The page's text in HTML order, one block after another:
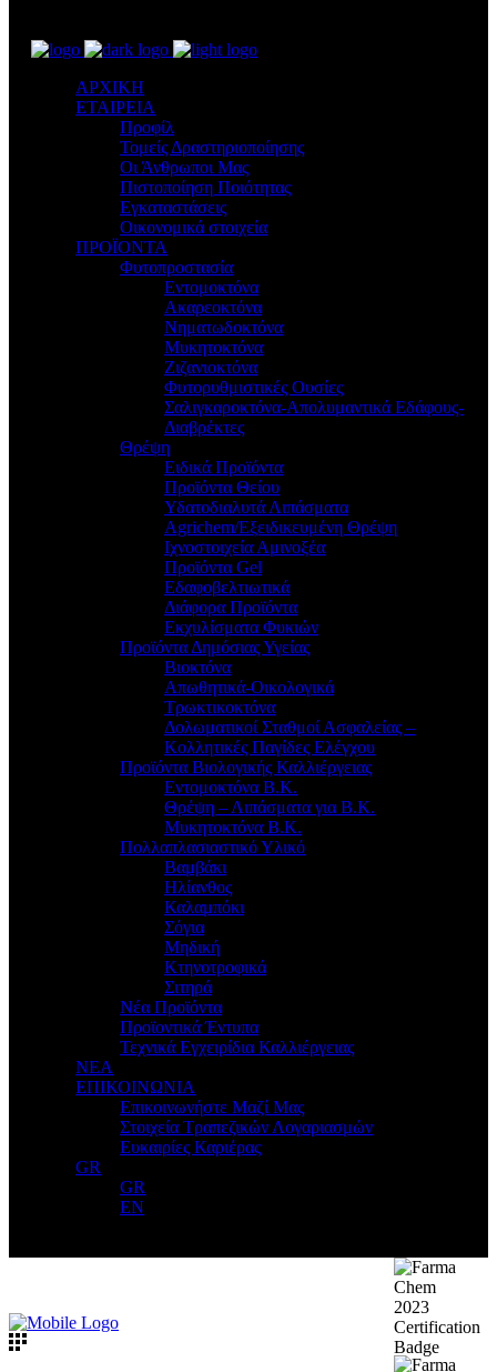
ΑΡΧΙΚΗ
ΕΤΑΙΡΕΙΑ
Προφίλ
Τομείς Δραστηριοποίησης
Οι Άνθρωποι Μας
Πιστοποίηση Ποιότητας
Εγκαταστάσεις
Οικονομικά στοιχεία
ΠΡΟΪΟΝΤΑ
Φυτοπροστασία
Εντομοκτόνα
Ακαρεοκτόνα
Νηματωδοκτόνα
Μυκητοκτόνα
Ζιζανιοκτόνα
Φυτορυθμιστικές Ουσίες
Σαλιγκαροκτόνα-Απολυμαντικά Εδάφους-
Διαβρέκτες
Θρέψη
Ειδικά Προϊόντα
Προϊόντα Θείου
Υδατοδιαλυτά Λιπάσματα
Agrichem/Εξειδικευμένη Θρέψη
Ιχνοστοιχεία Αμινοξέα
Προϊόντα Gel
Εδαφοβελτιωτικά
Διάφορα Προϊόντα
Εκχυλίσματα Φυκιών
Προϊόντα Δημόσιας Υγείας
Βιοκτόνα
Απωθητικά-Οικολογικά
Τρωκτικοκτόνα
Δολωματικοί Σταθμοί Ασφαλείας –
Κολλητικές Παγίδες Ελέγχου
Προϊόντα Βιολογικής Καλλιέργειας
Εντομοκτόνα Β.Κ.
Θρέψη – Λιπάσματα για Β.Κ.
Μυκητοκτόνα Β.Κ.
Πολλαπλασιαστικό Υλικό
Βαμβάκι
Ηλίανθος
Καλαμπόκι
Σόγια
Μηδική
Κτηνοτροφικά
Σιτηρά
Νέα Προϊόντα
Προϊοντικά Έντυπα
Τεχνικά Εγχειρίδια Καλλιέργειας
ΝΕΑ
ΕΠΙΚΟΙΝΩΝΙΑ
Επικοινωνήστε Μαζί Μας
Στοιχεία Τραπεζικών Λογαριασμών
Ευκαιρίες Καριέρας
GR
GR
EN